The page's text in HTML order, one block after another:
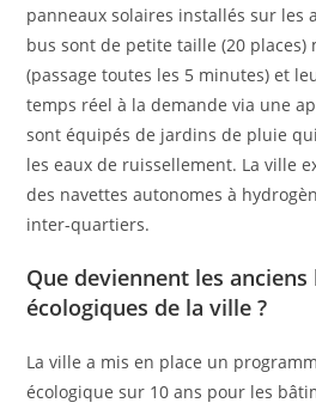
panneaux solaires installés sur les
bus sont de petite taille (20 places)
(passage toutes les 5 minutes) et
temps réel à la demande via une
sont équipés de jardins de pluie
les eaux de ruissellement. La ville
des navettes autonomes à
inter-quartiers.
Que deviennent les
écologiques de la ville ?
La ville a mis en place un
écologique sur 10 ans pour les